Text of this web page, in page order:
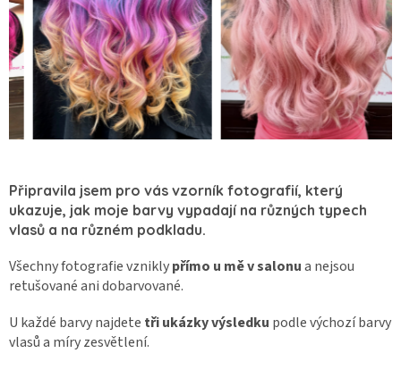
Připravila jsem pro vás vzorník fotografií, který
ukazuje, jak moje barvy vypadají na různých typech
vlasů a na různém podkladu.
Všechny fotografie vzniklypřímo u mě v salonua nejsou
retušované ani dobarvované.
U každé barvy najdete tři ukázky výsledku podle výchozí barvy
vlasů a míry zesvětlení.